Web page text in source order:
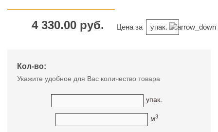
4 330.00 руб. Цена за упак.
Кол-во:
Укажите удобное для Вас количество товара
упак.
м3